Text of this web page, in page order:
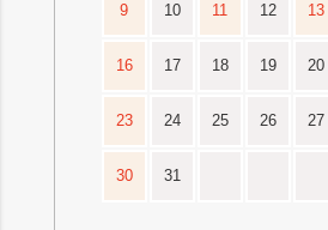
9 10 11 12 13
16 17 18 19 20
23 24 25 26 27
30 31